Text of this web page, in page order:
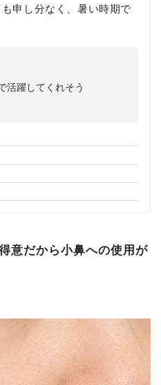
申し分なく、暑い時期で
活躍してくれそう
意だから小鼻への使用が